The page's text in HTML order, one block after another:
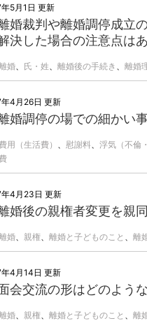
5月1日 更新
婚裁判や離婚調停成立
決した場合の注意点は
婚、 氏・姓、 離婚後の手続き 、 離婚
4月26日 更新
婚調停の場での細かい
用（生活費） 、 慰謝料、 浮気（不倫
4月23日 更新
婚後の親権者変更を親
婚、 親権、 離婚と子どものこと 、 離
4月14日 更新
会交流の形はどのよう
婚、 親権、 離婚と子どものこと 、 離